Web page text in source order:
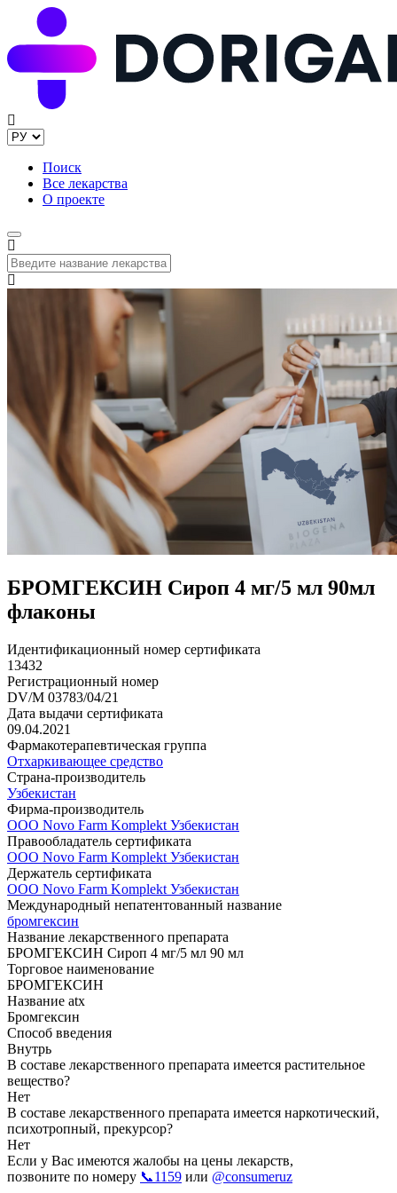
Поиск
Все лекарства
О проекте
БРОМГЕКСИН Сироп 4 мг/5 мл 90мл
флаконы
Идентификационный номер сертификата
13432
Регистрационный номер
DV/M 03783/04/21
Дата выдачи сертификата
09.04.2021
Фармакотерапевтическая группа
Отхаркивающее средство
Страна-производитель
Узбекистан
Фирма-производитель
ООО Novo Farm Komplekt Узбекистан
Правообладатель сертификата
ООО Novo Farm Komplekt Узбекистан
Держатель сертификата
ООО Novo Farm Komplekt Узбекистан
Международный непатентованный название
бромгексин
Название лекарственного препарата
БРОМГЕКСИН Сироп 4 мг/5 мл 90 мл
Торговое наименование
БРОМГЕКСИН
Название atx
Бромгексин
Способ введения
Внутрь
В составе лекарственного препарата имеется растительное
вещество?
Нет
В составе лекарственного препарата имеется наркотический,
психотропный, прекурсор?
Нет
Если у Вас имеются жалобы на цены лекарств,
позвоните по номеру 📞1159 или @consumeruz